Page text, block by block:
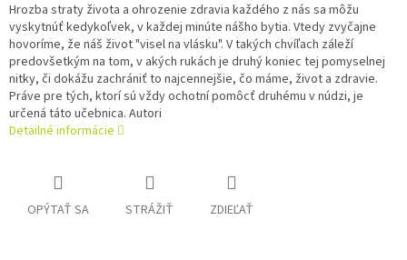
Hrozba straty života a ohrozenie zdravia každého z nás sa môžu
vyskytnúť kedykoľvek, v každej minúte nášho bytia. Vtedy zvyčajne
hovoríme, že náš život "visel na vlásku". V takých chvíľach záleží
predovšetkým na tom, v akých rukách je druhý koniec tej pomyselnej
nitky, či dokážu zachrániť to najcennejšie, čo máme, život a zdravie.
Práve pre tých, ktorí sú vždy ochotní pomôcť druhému v núdzi, je
určená táto učebnica. Autori
Detailné informácie
OPÝTAŤ SA STRÁŽIŤ ZDIEĽAŤ